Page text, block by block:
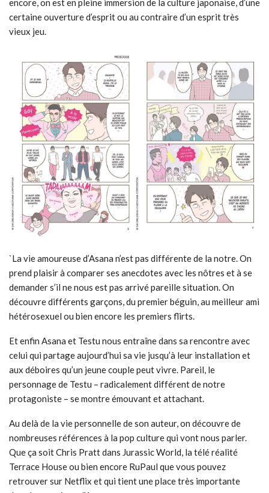
encore, on est en pleine immersion de la culture japonaise, d’une
certaine ouverture d’esprit ou au contraire d’un esprit très
vieux jeu.
`La vie amoureuse d’Asana n’est pas différente de la notre. On
prend plaisir à comparer ses anecdotes avec les nôtres et à se
demander s’il ne nous est pas arrivé pareille situation. On
découvre différents garçons, du premier béguin, au meilleur ami
hétérosexuel ou bien encore les premiers flirts.
Et enfin Asana et Testu nous entraîne dans sa rencontre avec
celui qui partage aujourd’hui sa vie jusqu’à leur installation et
aux déboires qu’un jeune couple peut vivre. Pareil, le
personnage de Testu – radicalement différent de notre
protagoniste – se montre émouvant et attachant.
Au delà de la vie personnelle de son auteur, on découvre de
nombreuses références à la pop culture qui vont nous parler.
Que ça soit Chris Pratt dans Jurassic World, la télé réalité
Terrace House ou bien encore RuPaul que vous pouvez
retrouver sur Netflix et qui tient une place très importante